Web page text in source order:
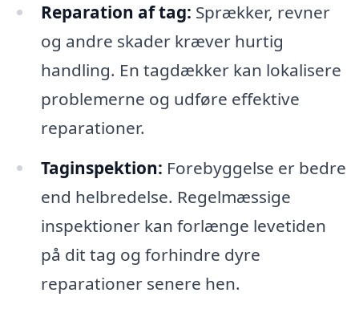
Reparation af tag: Sprækker, revner
og andre skader kræver hurtig
handling. En tagdækker kan lokalisere
problemerne og udføre effektive
reparationer.
Taginspektion: Forebyggelse er bedre
end helbredelse. Regelmæssige
inspektioner kan forlænge levetiden
på dit tag og forhindre dyre
reparationer senere hen.